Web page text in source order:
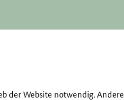
der Website notwendig. Andere